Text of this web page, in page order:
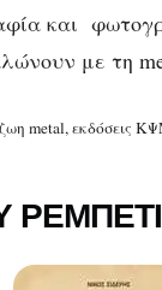
και
με τη
metal, εκδόσεις